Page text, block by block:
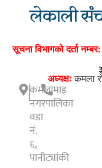
लेकाली
सूचना विभागको दर्ता नम्बर:
अध्यक्षःकमला
कमलामाइ
नगरपालिका
वडा
नं.
६,
पानीट्यांकी